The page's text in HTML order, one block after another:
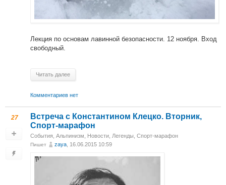
Лекция по основам лавинной безопасности. 12 ноября. Вход
свободный.
Читать далее
Комментариев нет
27
Встреча с Константином Клецко. Вторник,
Спорт-марафон
События Альпинизм Новости Легенды Спорт-марафон
Пишет zaya , 16.06.2015 10:59